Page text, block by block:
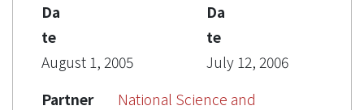
Da
te
August 1, 2005
Da
te
July 12, 2006
Partner
National Science and